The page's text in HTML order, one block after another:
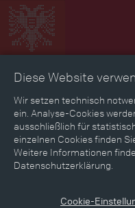
Zeitbild Zeitreise
Mediathek
Themen Zeiträume
Diese Website
Wir setzen technisch
ein. Analyse-Cookies
ausschließlich für
einzelnen Cookies finden
Weitere Informationen
Datenschutzerklärung.
Cookie-